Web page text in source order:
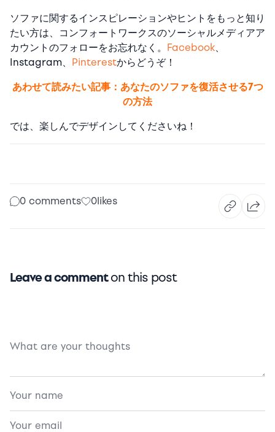
ソファに関するインスピレーションやヒントをもっと知り
たい方は、コンフォートワークスのソーシャルメディアア
カウントのフォローをお忘れなく。 Facebook
Instagram
Pinterestからどうぞ！
あわせて読みたい記事：あなたのソファを復活させる7つ
の方法
では、楽しんでデザインしてくださいね！
0 comments 0likes
Leave a commenton this post